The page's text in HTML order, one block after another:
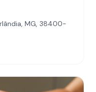
MG, 38400-